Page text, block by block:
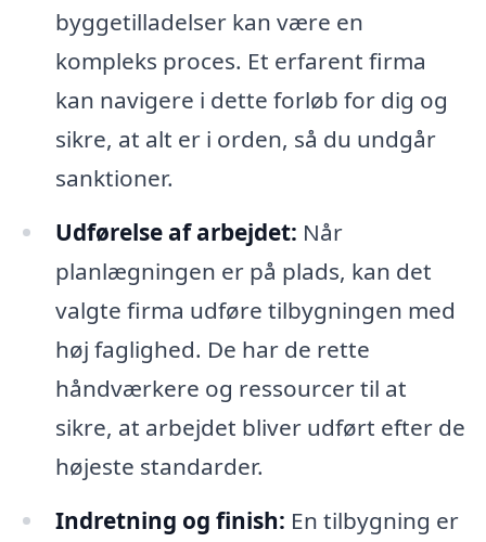
byggetilladelser kan være en
kompleks proces. Et erfarent firma
kan navigere i dette forløb for dig og
sikre, at alt er i orden, så du undgår
sanktioner.
Udførelse af arbejdet: Når
planlægningen er på plads, kan det
valgte firma udføre tilbygningen med
høj faglighed. De har de rette
håndværkere og ressourcer til at
sikre, at arbejdet bliver udført efter de
højeste standarder.
Indretning og finish: En tilbygning er